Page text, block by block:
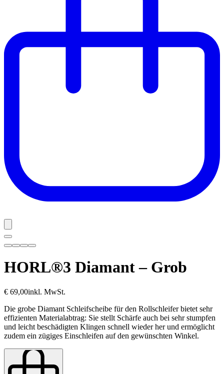
HORL®3 Diamant – Grob
€ 69,00inkl. MwSt.
Die grobe Diamant Schleifscheibe für den Rollschleifer bietet sehr
effizienten Materialabtrag: Sie stellt Schärfe auch bei sehr stumpfen
und leicht beschädigten Klingen schnell wieder her und ermöglicht
zudem ein zügiges Einschleifen auf den gewünschten Winkel.